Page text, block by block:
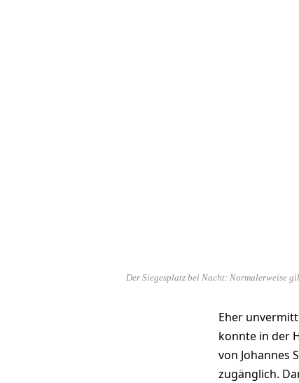
Der Siegesplatz bei Nacht: Normalerweise
Eher
konnte in der
von Johannes
zugänglich.